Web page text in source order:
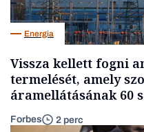
Energia
Vissza kellett fogni
termelését, amely
áramellátásának 60
Forbes 2 perc